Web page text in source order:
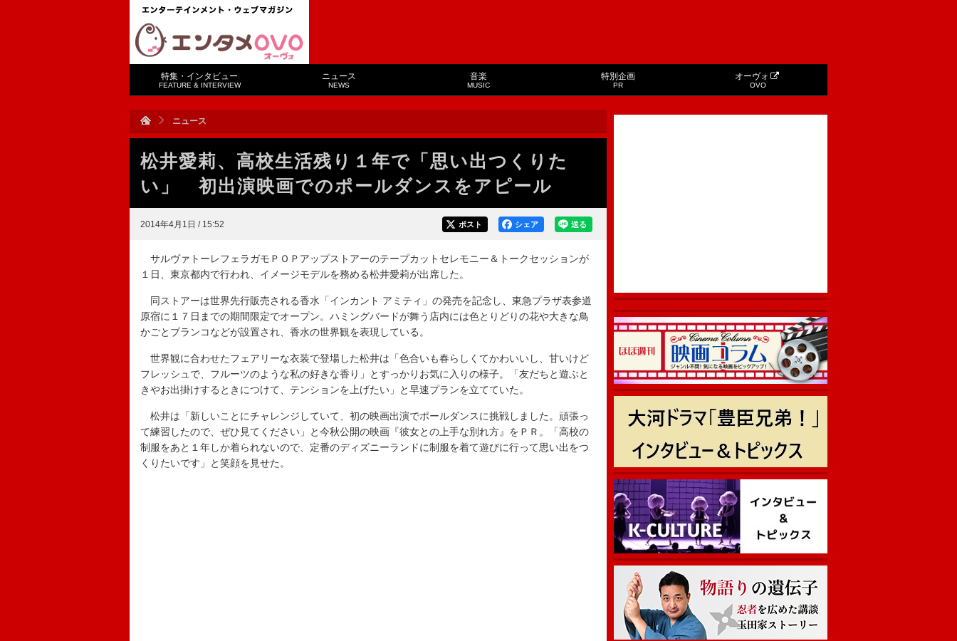
特集・インタビュー
FEATURE & INTERVIEW
ニュース
NEWS
音楽
MUSIC
特別企画
PR
オーヴォ
OVO
ニュース
松井愛莉、高校生活残り１年で「思い出つくりた
い」 初出演映画でのポールダンスをアピール
2014年4月1日 / 15:52 送る
シェア
ポスト
サルヴァトーレフェラガモＰＯＰアップストアーのテープカットセレモニー＆トークセッションが
１日、東京都内で行われ、イメージモデルを務める松井愛莉が出席した。
同ストアーは世界先行販売される香水「インカント アミティ」の発売を記念し、東急プラザ表参道
原宿に１７日までの期間限定でオープン。ハミングバードが舞う店内には色とりどりの花や大きな鳥
かごとブランコなどが設置され、香水の世界観を表現している。
世界観に合わせたフェアリーな衣装で登場した松井は「色合いも春らしくてかわいいし、甘いけど
フレッシュで、フルーツのような私の好きな香り」とすっかりお気に入りの様子。「友だちと遊ぶと
きやお出掛けするときにつけて、テンションを上げたい」と早速プランを立てていた。
松井は「新しいことにチャレンジしていて、初の映画出演でポールダンスに挑戦しました。頑張っ
て練習したので、ぜひ見てください」と今秋公開の映画『彼女との上手な別れ方』をＰＲ。「高校の
制服をあと１年しか着られないので、定番のディズニーランドに制服を着て遊びに行って思い出をつ
くりたいです」と笑顔を見せた。